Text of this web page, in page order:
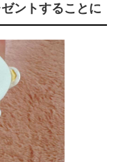
ントすることに